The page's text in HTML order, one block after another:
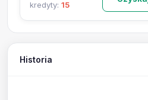
kredyty: 15
Historia